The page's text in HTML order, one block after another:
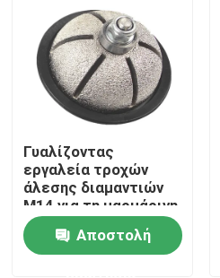
Σπίτι
Προϊόντα
Βίντεο
Περίπου εμείς
Γύρος εργοστασίων
Γυαλίζοντας
εργαλεία τροχών
άλεσης διαμαντιών
M14 για τη μαρμάρινη
κεραμική πέτρα
γρανίτηΑποστολή